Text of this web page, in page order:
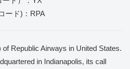
ード)：RPA
Republic Airways in United States.
in Indianapolis, its call